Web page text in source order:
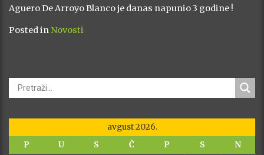
Aguero De Arroyo Blanco je danas napunio 3 godine !
Posted in Novosti
avgust 2026.
P
U S Č P S
N